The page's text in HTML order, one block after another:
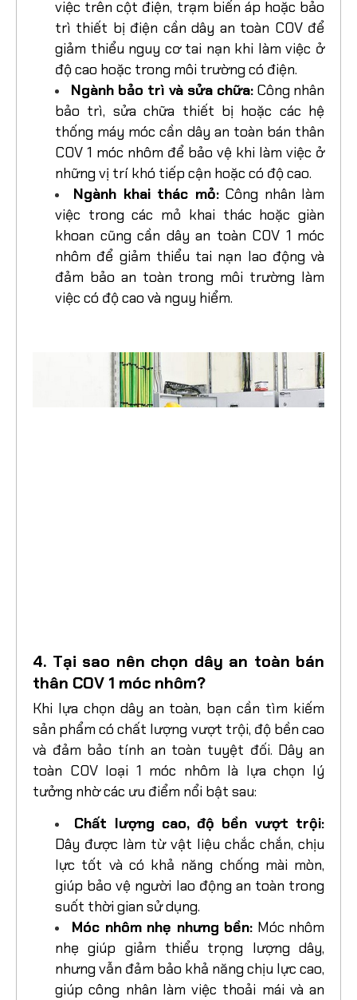
Ngành điện lực:Các công nhân làm
việc trên cột điện, trạm biến áp hoặc bảo
trì thiết bị điện cần dây an toàn COV để
giảm thiểu nguy cơ tai nạn khi làm việc ở
độ cao hoặc trong môi trường có điện.
Ngành bảo trì và sửa chữa:Công nhân
bảo trì, sửa chữa thiết bị hoặc các hệ
thống máy móc cần dây an toàn bán thân
COV 1 móc nhôm để bảo vệ khi làm việc ở
những vị trí khó tiếp cận hoặc có độ cao.
Ngành khai thác mỏ: Công nhân làm
việc trong các mỏ khai thác hoặc giàn
khoan cũng cần dây an toàn COV 1 móc
nhôm để giảm thiểu tai nạn lao động và
đảm bảo an toàn trong môi trường làm
4. Tại sao nên chọn dây an toàn bán
thân COV 1 móc nhôm?
Khi lựa chọn dây an toàn, bạn cần tìm kiếm
sản phẩm có chất lượng vượt trội, độ bền cao
và đảm bảo tính an toàn tuyệt đối. Dây an
toàn COV loại 1 móc nhôm là lựa chọn lý
Chất lượng cao, độ bền vượt trội:
Dây được làm từ vật liệu chắc chắn, chịu
lực tốt và có khả năng chống mài mòn,
giúp bảo vệ người lao động an toàn trong
suốt thời gian sử dụng.
Móc nhôm nhẹ nhưng bền: Móc nhôm
nhẹ giúp giảm thiểu trọng lượng dây,
nhưng vẫn đảm bảo khả năng chịu lực cao,